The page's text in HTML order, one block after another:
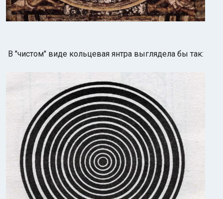
В "чистом" виде кольцевая янтра выглядела бы так: